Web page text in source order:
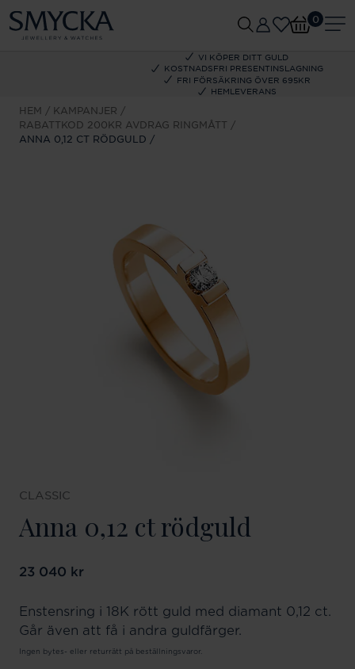
VI KÖPER DITT GULD
KOSTNADSFRI PRESENTINSLAGNING
FRI FÖRSÄKRING ÖVER 695KR
HEMLEVERANS
0
HEM
KAMPANJER
RABATTKOD 200KR AVDRAG RINGMÅTT
ANNA 0,12 CT RÖDGULD
CLASSIC
Anna 0,12 ct rödguld
Pris:23 040 kr
23 040 kr
Enstensring i 18K rött guld med diamant 0,12 ct.
Går även att få i andra guldfärger.
Ingen bytes- eller returrätt på beställningsvaror.